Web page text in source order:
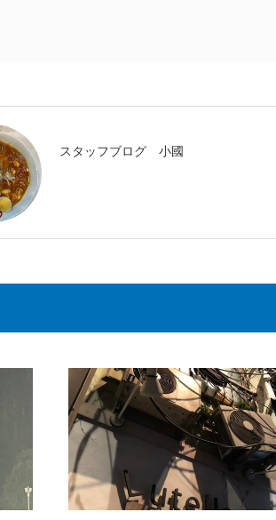
スタッフブログ 小國